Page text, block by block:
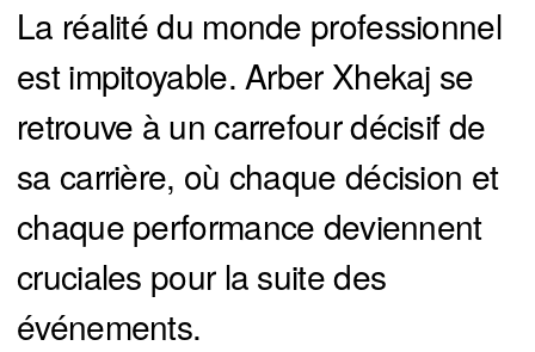
La réalité du monde professionnel
est impitoyable. Arber Xhekaj se
retrouve à un carrefour décisif de
sa carrière, où chaque décision et
chaque performance deviennent
cruciales pour la suite des
événements.